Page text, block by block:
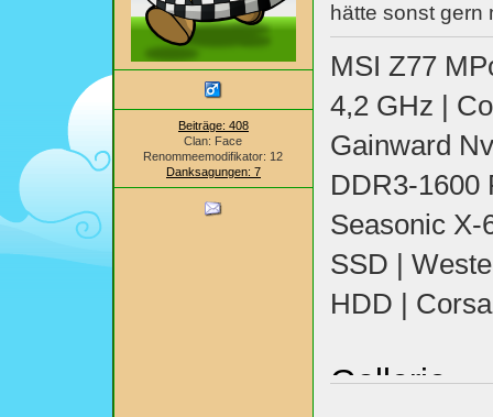
Beiträge: 408
Clan: Face
Renommeemodifikator: 12
Danksagungen: 7
hätte sonst gern
MSI Z77
4,2 GHz |
Gainward
DDR3-1600
Seasonic X-
SSD |
HDD |
Gallerie